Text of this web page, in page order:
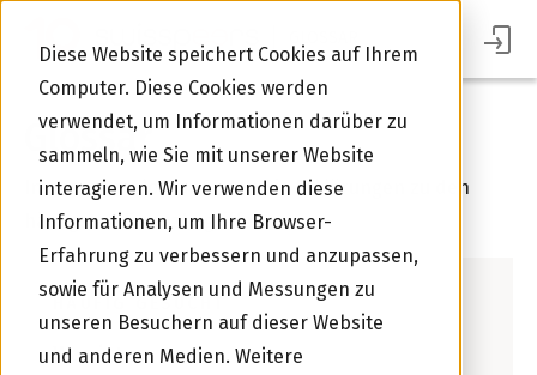
Diese Website speichert Cookies auf Ihrem
Computer. Diese Cookies werden
verwendet, um Informationen darüber zu
sammeln, wie Sie mit unserer Website
interagieren. Wir verwenden diese
Informationen, um Ihre Browser-
Erfahrung zu verbessern und anzupassen,
sowie für Analysen und Messungen zu
unseren Besuchern auf dieser Website
und anderen Medien. Weitere
Glossar
In unserem Glossar finden Sie Erklärungen zu den
häufigsten Finanzbegriffen.
HÄUFIG GESUCHT
Was ist …